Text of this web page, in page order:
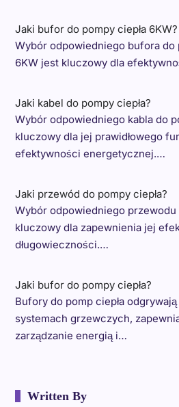
Jaki bufor do pompy ciepła 6KW?
Wybór odpowiedniego bufora do
6KW jest kluczowy dla
Jaki kabel do pompy ciepła?
Wybór odpowiedniego kabla do
kluczowy dla jej prawidłowego
efektywności energetycznej.…
Jaki przewód do pompy ciepła?
Wybór odpowiedniego przewodu
kluczowy dla zapewnienia jej
długowieczności.…
Jaki bufor do pompy ciepła?
Bufory do pomp ciepła
systemach grzewczych,
zarządzanie energią i…
Written By